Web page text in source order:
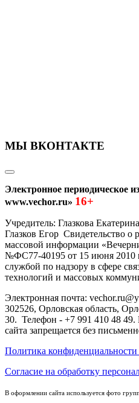
МЫ ВКОНТАКТЕ
Электронное периодическое
www.vechor.ru» 16+
Учредитель: Глазкова
Глазков Егор Свидетельство о
массовой информации
№ФС77-40195 от 15 июня 2010
службой по надзору в сфере
технологий и массовых
Электронная почта:
302526, Орловская область,
30. Телефон - +7 991 410 48 49.
сайта запрещается без
Политика
Согласие на обработку
В оформлении сайта используется фото